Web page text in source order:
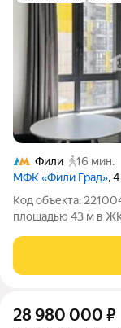
Фили
16 мин.
МФК «Фили Град»,
Код объекта:
площадью 43 м в ЖК «Фили
Квартира
дома 2015 года
28 980 000 ₽